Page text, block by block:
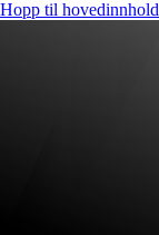
Hopp til hovedinnhold